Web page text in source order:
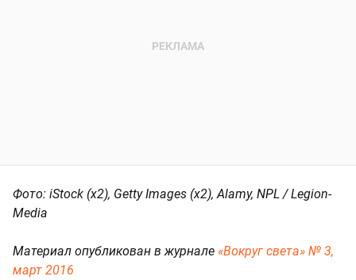
Фото: iStock (x2), Getty Images (x2), Alamy, NPL / Legion-
Media
Материал опубликован в журнале «Вокруг света» № 3,
март 2016